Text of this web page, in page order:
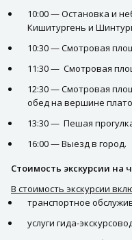
10:00 — Остановка и
Кишитургень и
10:30 — Смотровая
11:30 — Смотровая
12:30 — Смотровая
обед на вершине
13:30 — Пешая
16:00 — Выезд в город.
Стоимость экскурсии на
В стоимость экскурсии
транспортное
услуги гида-